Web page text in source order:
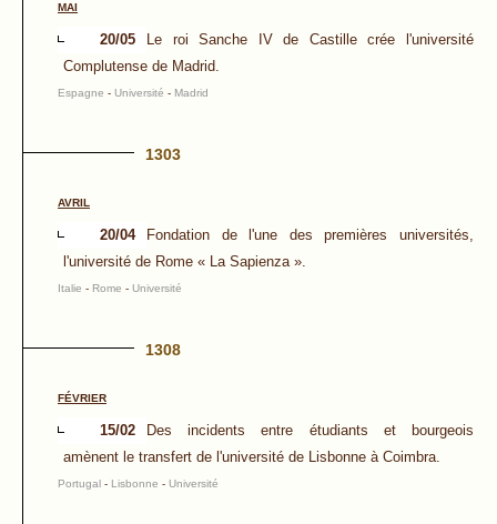
MAI
20/05
Le roi Sanche IV de Castille crée l'université
Complutense de Madrid.
Espagne - Université - Madrid
1303
AVRIL
20/04
Fondation de l'une des premières universités,
l'université de Rome « La Sapienza ».
Italie - Rome - Université
1308
FÉVRIER
15/02
Des incidents entre étudiants et bourgeois
amènent le transfert de l'université de Lisbonne à Coimbra.
Portugal - Lisbonne - Université